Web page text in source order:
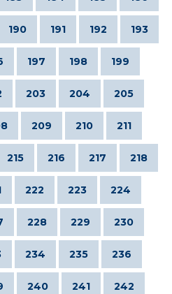
190 191 192 193
197 198 199
203 204 205
209 210 211
215 216 217 218
222 223 224
228 229 230
234 235 236
240 241 242